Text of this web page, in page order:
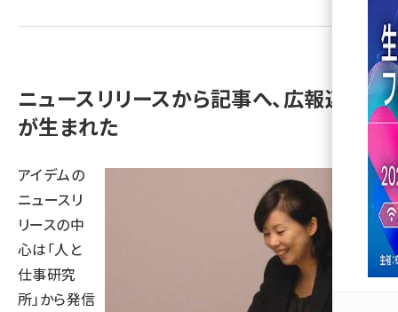
セミナー (2313)
meo (1279)
llmo (1167)
ニュースリリースから記事へ、広報連鎖
が生まれた
アイデムの
ニュースリ
リースの中
心は「人と
仕事研究
所」から発信